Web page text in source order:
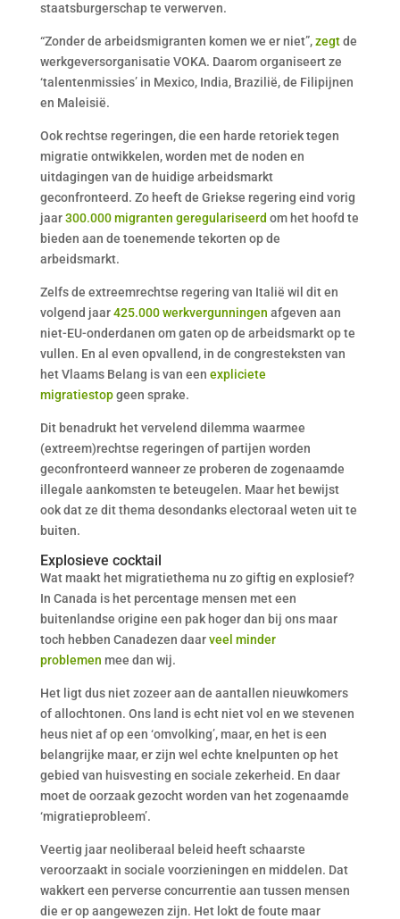
staatsburgerschap te verwerven.
“Zonder de arbeidsmigranten komen we er niet”,zegtde
werkgeversorganisatie VOKA. Daarom organiseert ze
‘talentenmissies’ in Mexico, India, Brazilië, de Filipijnen
en Maleisië.
Ook rechtse regeringen, die een harde retoriek tegen
migratie ontwikkelen, worden met de noden en
uitdagingen van de huidige arbeidsmarkt
geconfronteerd. Zo heeft de Griekse regering eind vorig
jaar300.000 migranten geregulariseerd om het hoofd te
bieden aan de toenemende tekorten op de
arbeidsmarkt.
Zelfs de extreemrechtse regering van Italië wil dit en
volgend jaar425.000 werkvergunningen afgeven aan
niet-EU-onderdanen om gaten op de arbeidsmarkt op te
vullen. En al even opvallend, in de congresteksten van
het Vlaams Belang is van een expliciete
migratiestopgeen sprake.
Dit benadrukt het vervelend dilemma waarmee
(extreem)rechtse regeringen of partijen worden
geconfronteerd wanneer ze proberen de zogenaamde
illegale aankomsten te beteugelen. Maar het bewijst
ook dat ze dit thema desondanks electoraal weten uit te
buiten.
Explosieve cocktail
Wat maakt het migratiethema nu zo giftig en explosief?
In Canada is het percentage mensen met een
buitenlandse origine een pak hoger dan bij ons maar
toch hebben Canadezen daarveel minder
problemen mee dan wij.
Het ligt dus niet zozeer aan de aantallen nieuwkomers
of allochtonen. Ons land is echt niet vol en we stevenen
heus niet af op een ‘omvolking’, maar, en het is een
belangrijke maar, er zijn wel echte knelpunten op het
gebied van huisvesting en sociale zekerheid. En daar
moet de oorzaak gezocht worden van het zogenaamde
‘migratieprobleem’.
Veertig jaar neoliberaal beleid heeft schaarste
veroorzaakt in sociale voorzieningen en middelen. Dat
wakkert een perverse concurrentie aan tussen mensen
die er op aangewezen zijn. Het lokt de foute maar